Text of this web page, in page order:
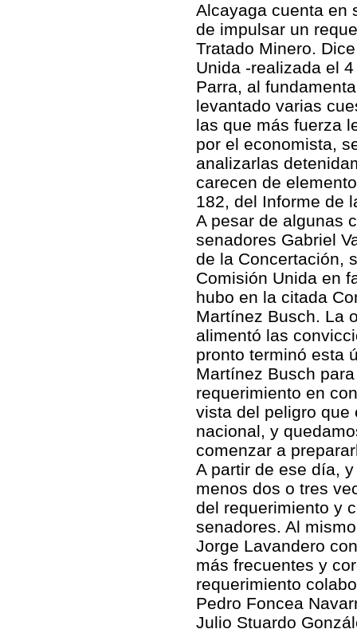
Alcayaga cuenta en
de impulsar un
Tratado Minero.
Unida -realizada el
Parra, al
levantado varias
las que más fuerza
por el economista,
analizarlas
carecen de
182, del Informe de
A pesar de algunas
senadores Gabriel
de la Concertación,
Comisión Unida en
hubo en la citada
Martínez Busch. La
alimentó las
pronto terminó esta
Martínez Busch
requerimiento en
vista del peligro que
nacional, y
comenzar a
A partir de ese día,
menos dos o tres
del requerimiento y
senadores. Al
Jorge Lavandero
más frecuentes y
requerimiento
Pedro Foncea
Julio Stuardo